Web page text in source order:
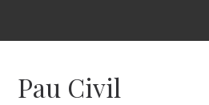
Pau Civil